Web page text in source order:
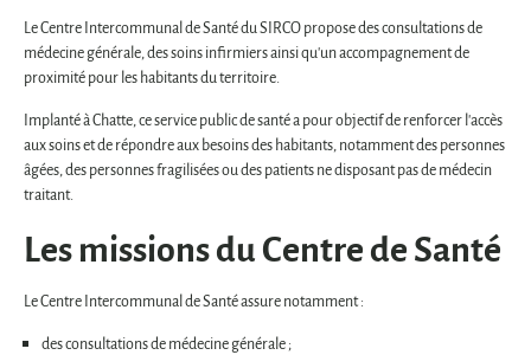
Le Centre Intercommunal de Santé du SIRCO propose des consultations de
médecine générale, des soins infirmiers ainsi qu'un accompagnement de
proximité pour les habitants du territoire.
Implanté à Chatte, ce service public de santé a pour objectif de renforcer l'accès
aux soins et de répondre aux besoins des habitants, notamment des personnes
âgées, des personnes fragilisées ou des patients ne disposant pas de médecin
traitant.
Les missions du Centre de Santé
Le Centre Intercommunal de Santé assure notamment :
des consultations de médecine générale ;